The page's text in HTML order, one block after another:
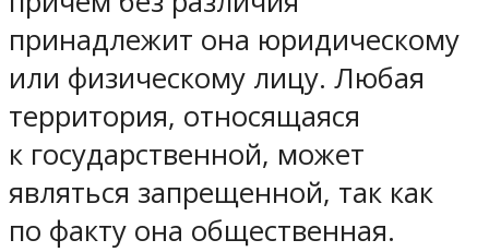
принадлежит она юридическому
или физическому лицу. Любая
территория, относящаяся
к государственной, может
являться запрещенной, так как
по факту она общественная.